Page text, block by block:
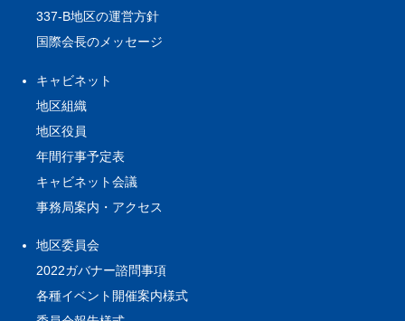
337-B地区の運営方針
国際会長のメッセージ
キャビネット
地区組織
地区役員
年間行事予定表
キャビネット会議
事務局案内・アクセス
地区委員会
2022ガバナー諮問事項
各種イベント開催案内様式